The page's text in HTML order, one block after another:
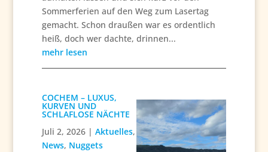
Sommerferien auf den Weg zum Lasertag
gemacht. Schon draußen war es ordentlich
heiß, doch wer dachte, drinnen...
mehr lesen
COCHEM – LUXUS,
KURVEN UND
SCHLAFLOSE NÄCHTE
Juli 2, 2026| Aktuelles,
News, Nuggets